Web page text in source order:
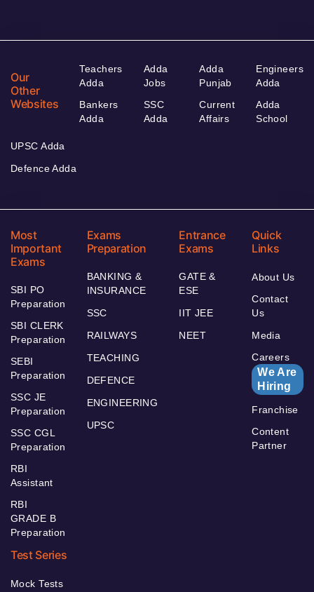
Our
Other
Websites
Teachers
Adda
Bankers
Adda
Adda
Jobs
SSC
Adda
Adda
Punjab
Current
Affairs
Engineers
Adda
Adda
School
UPSC Adda
Defence Adda
Most
Important
Exams
SBI PO
Preparation
SBI CLERK
Preparation
SEBI
Preparation
SSC JE
Preparation
SSC CGL
Preparation
RBI
Assistant
RBI
GRADE B
Preparation
Exams
Preparation
BANKING &
INSURANCE
SSC
RAILWAYS
TEACHING
DEFENCE
ENGINEERING
UPSC
Entrance
Exams
GATE &
ESE
IIT JEE
NEET
Quick
Links
About Us
Contact
Us
Media
Careers
We Are
Hiring
Franchise
Content
Partner
Test Series
Mock Tests